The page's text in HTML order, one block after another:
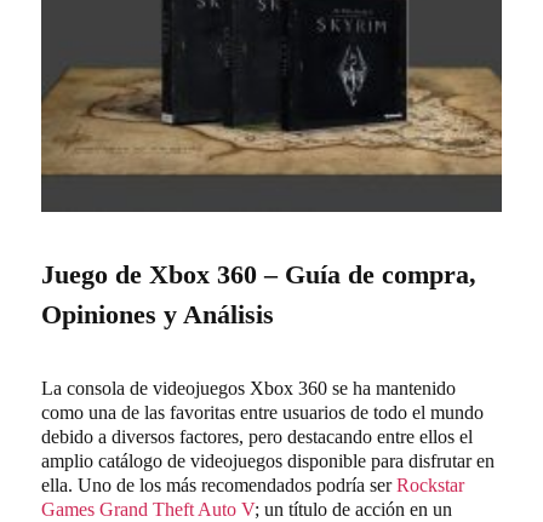
Juego de Xbox 360 – Guía de compra,
Opiniones y Análisis
La consola de videojuegos Xbox 360 se ha mantenido
como una de las favoritas entre usuarios de todo el mundo
debido a diversos factores, pero destacando entre ellos el
amplio catálogo de videojuegos disponible para disfrutar en
ella. Uno de los más recomendados podría serRockstar
Games Grand Theft Auto V; un título de acción en un